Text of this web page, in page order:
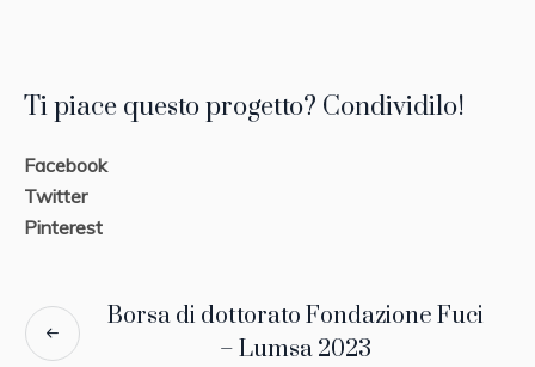
Ti piace questo progetto? Condividilo!
Facebook
Twitter
Pinterest
Borsa di dottorato Fondazione Fuci
– Lumsa 2023